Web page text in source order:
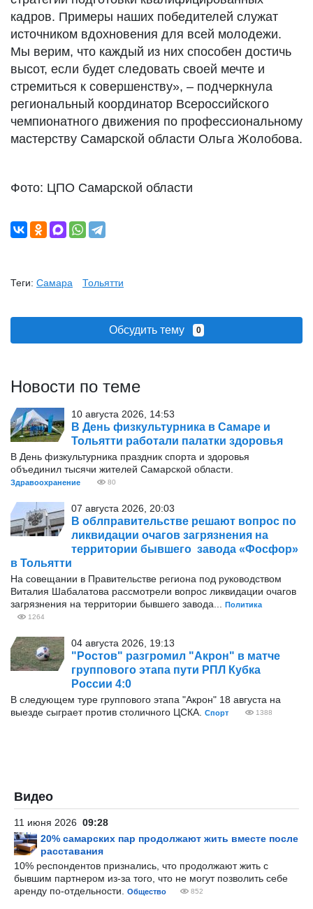
кадров. Примеры наших победителей служат
источником вдохновения для всей молодежи.
Мы верим, что каждый из них способен достичь
высот, если будет следовать своей мечте и
стремиться к совершенству», – подчеркнула
региональный координатор Всероссийского
чемпионатного движения по профессиональному
мастерству Самарской области Ольга Жолобова.
Фото: ЦПО Самарской области
Теги: Самара Тольятти
Обсудить тему 0
Новости по теме
10 августа 2026, 14:53
В День физкультурника в Самаре и
Тольятти работали палатки здоровья
В День физкультурника праздник спорта и здоровья
объединил тысячи жителей Самарской области.
Здравоохранение 80
07 августа 2026, 20:03
В облправительстве решают вопрос по
ликвидации очагов загрязнения на
территории бывшего завода «Фосфор»
в Тольятти
На совещании в Правительстве региона под руководством
Виталия Шабалатова рассмотрели вопрос ликвидации очагов
загрязнения на территории бывшего завода...
Политика
1264
04 августа 2026, 19:13
"Ростов" разгромил "Акрон" в матче
группового этапа пути РПЛ Кубка
России 4:0
В следующем туре группового этапа "Акрон" 18 августа на
выезде сыграет против столичного ЦСКА.
Спорт 1388
Видео
11 июня 2026 09:28
20% самарских пар продолжают жить вместе после
расставания
10% респондентов признались, что продолжают жить с
бывшим партнером из-за того, что не могут позволить себе
аренду по-отдельности.
Общество 852